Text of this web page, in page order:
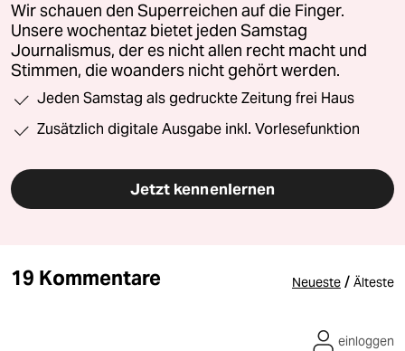
Wir schauen den Superreichen auf die Finger.
Unsere wochentaz bietet jeden Samstag
Journalismus, der es nicht allen recht macht und
Stimmen, die woanders nicht gehört werden.
Jeden Samstag als gedruckte Zeitung frei Haus
Zusätzlich digitale Ausgabe inkl. Vorlesefunktion
Jetzt kennenlernen
19 Kommentare Neueste / Älteste
einloggen